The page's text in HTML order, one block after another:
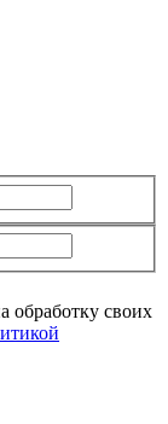
обработку своих